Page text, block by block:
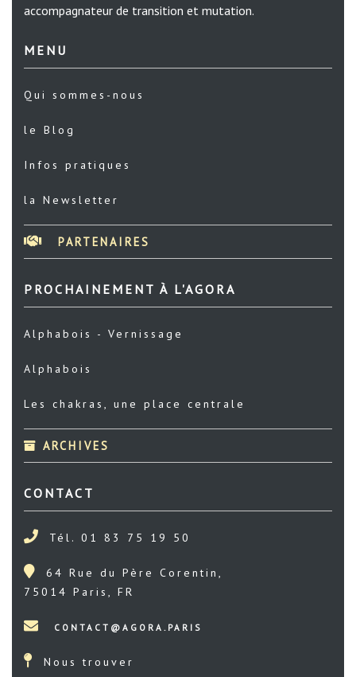
accompagnateur de transition et mutation.
MENU
Qui sommes-nous
le Blog
Infos pratiques
la Newsletter
PARTENAIRES
PROCHAINEMENT À L'AGORA
Alphabois - Vernissage
Alphabois
Les chakras, une place centrale
ARCHIVES
CONTACT
Tél. 01 83 75 19 50
64 Rue du Père Corentin,
75014 Paris, FR
Nous trouver